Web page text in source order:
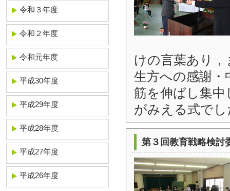
けの言葉あり
生方への感謝・
筋を伸ばし集
がみえる式でし
第３回教育戦略検討
令和３年度
令和２年度
令和元年度
平成30年度
平成29年度
平成28年度
平成27年度
平成26年度